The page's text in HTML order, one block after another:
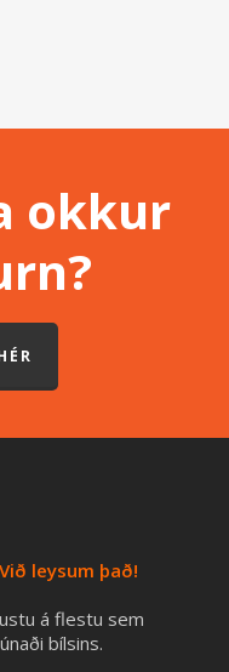
okkur
Við leysum það!
á flestu sem
bílsins.